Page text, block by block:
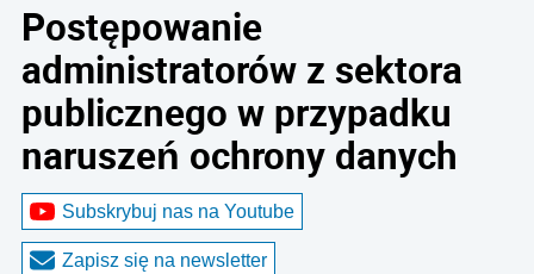
Postępowanie
administratorów z sektora
publicznego w przypadku
naruszeń ochrony danych
Subskrybuj nas na Youtube
Zapisz się na newsletter